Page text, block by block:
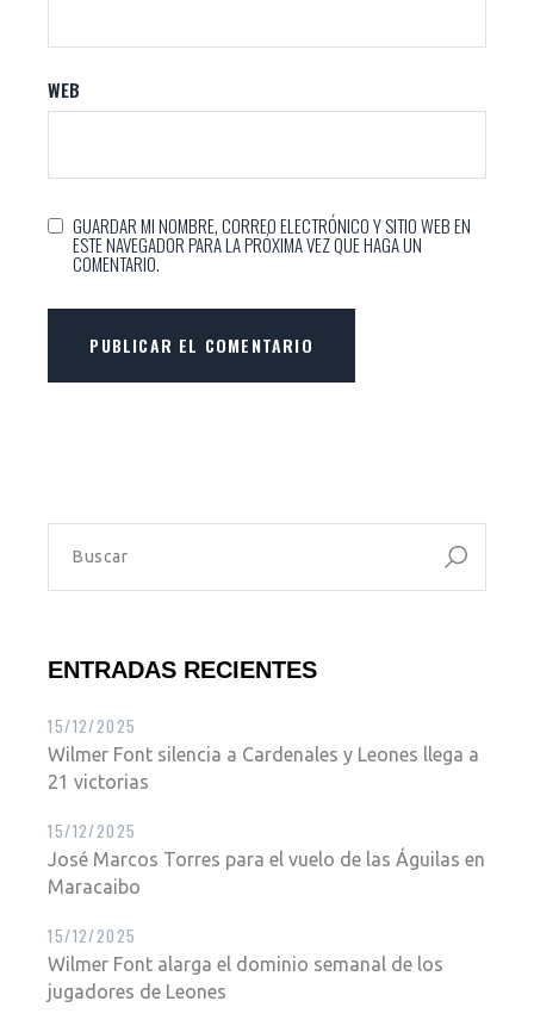
WEB
GUARDAR MI NOMBRE, CORREO ELECTRÓNICO Y SITIO WEB EN
ESTE NAVEGADOR PARA LA PRÓXIMA VEZ QUE HAGA UN
COMENTARIO.
PUBLICAR EL COMENTARIO
ENTRADAS RECIENTES
Wilmer Font silencia a Cardenales y Leones llega a
21 victorias
15/12/2025
José Marcos Torres para el vuelo de las Águilas en
Maracaibo
15/12/2025
Wilmer Font alarga el dominio semanal de los
jugadores de Leones
15/12/2025